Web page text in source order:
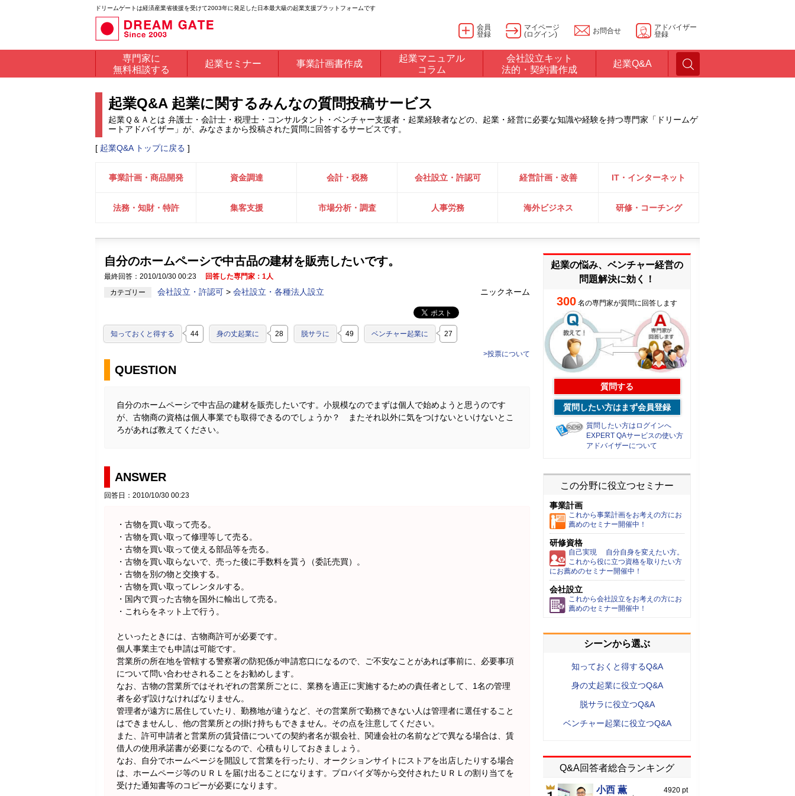
ドリームゲートは経済産業省後援を受けて2003年に発足した日本最大級の起業支援プラットフォームです
会員
登録
マイページ
(ログイン)
お問合せ
アドバイザー
登録
専門家に
無料相談する
起業セミナー 事業計画書作成
起業マニュアル
コラム
会社設立キット
法的・契約書作成
起業Q&A
起業Q&A 起業に関するみんなの質問投稿サービス
起業Ｑ＆Ａとは 弁護士・会計士・税理士・コンサルタント・ベンチャー支援者・起業経験者などの、起業・経営に必要な知識や経験を持つ専門家「ドリームゲ
ートアドバイザー」が、みなさまから投稿された質問に回答するサービスです。
[ 起業Q&A トップに戻る ]
事業計画・商品開発 資金調達 会計・税務 会社設立・許認可 経営計画・改善 IT・インターネット
法務・知財・特許 集客支援 市場分析・調査 人事労務 海外ビジネス 研修・コーチング
自分のホームペーシで中古品の建材を販売したいです。
最終回答：2010/10/30 00:23
回答した専門家：1人
カテゴリー
会社設立・許認可 > 会社設立・各種法人設立 ニックネーム
知っておくと得する 44 身の丈起業に 28 脱サラに 49 ベンチャー起業に 27
>投票について
QUESTION
自分のホームペーシで中古品の建材を販売したいです。小規模なのでまずは個人で始めようと思うのです
が、古物商の資格は個人事業でも取得できるのでしょうか？ またそれ以外に気をつけないといけないとこ
ろがあれば教えてください。
ANSWER
回答日：2010/10/30 00:23
・古物を買い取って売る。
・古物を買い取って修理等して売る。
・古物を買い取って使える部品等を売る。
・古物を買い取らないで、売った後に手数料を貰う（委託売買）。
・古物を別の物と交換する。
・古物を買い取ってレンタルする。
・国内で買った古物を国外に輸出して売る。
・これらをネット上で行う。
といったときには、古物商許可が必要です。
個人事業主でも申請は可能です。
営業所の所在地を管轄する警察署の防犯係が申請窓口になるので、ご不安なことがあれば事前に、必要事項
について問い合わせされることをお勧めします。
なお、古物の営業所ではそれぞれの営業所ごとに、業務を適正に実施するための責任者として、1名の管理
者を必ず設けなければなりません。
管理者が遠方に居住していたり、勤務地が違うなど、その営業所で勤務できない人は管理者に選任すること
はできませんし、他の営業所との掛け持ちもできません。その点を注意してください。
また、許可申請者と営業所の賃貸借についての契約者名が親会社、関連会社の名前などで異なる場合は、賃
借人の使用承諾書が必要になるので、心積もりしておきましょう。
なお、自分でホームページを開設して営業を行ったり、オークションサイトにストアを出店したりする場合
は、ホームページ等のＵＲＬを届け出ることになります。プロバイダ等から交付されたＵＲＬの割り当てを
受けた通知書等のコピーが必要になります。
起業の悩み、ベンチャー経営の
問題解決に効く！
300 名の専門家が質問に回答します
質問する
質問したい方はまず会員登録
質問したい方はログインへ
EXPERT QAサービスの使い方
アドバイザーについて
この分野に役立つセミナー
事業計画
これから事業計画をお考えの方にお
薦めのセミナー開催中！
研修資格
自己実現 自分自身を変えたい方。
これから役に立つ資格を取りたい方
にお薦めのセミナー開催中！
会社設立
これから会社設立をお考えの方にお
薦めのセミナー開催中！
シーンから選ぶ
知っておくと得するQ&A
身の丈起業に役立つQ&A
脱サラに役立つQ&A
ベンチャー起業に役立つQ&A
Q&A回答者総合ランキング
小西 薫 4920 pt